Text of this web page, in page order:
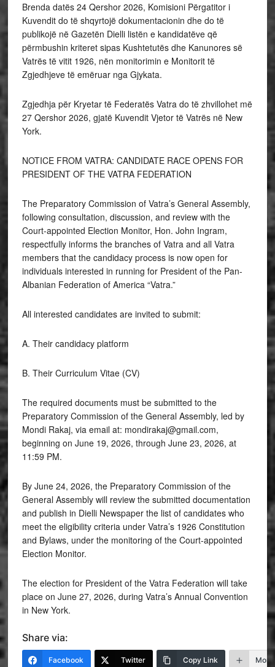
Brenda datës 24 Qershor 2026, Komisioni Përgatitor i
Kuvendit do të shqyrtojë dokumentacionin dhe do të
publikojë në Gazetën Dielli listën e kandidatëve që
përmbushin kriteret sipas Kushtetutës dhe Kanunores së
Vatrës të vitit 1926, nën monitorimin e Monitorit të
Zgjedhjeve të emëruar nga Gjykata.
Zgjedhja për Kryetar të Federatës Vatra do të zhvillohet më
27 Qershor 2026, gjatë Kuvendit Vjetor të Vatrës në New
York.
NOTICE FROM VATRA: CANDIDATE RACE OPENS FOR
PRESIDENT OF THE VATRA FEDERATION
The Preparatory Commission of Vatra’s General Assembly,
following consultation, discussion, and review with the
Court-appointed Election Monitor, Hon. John Ingram,
respectfully informs the branches of Vatra and all Vatra
members that the candidacy process is now open for
individuals interested in running for President of the Pan-
Albanian Federation of America “Vatra.”
All interested candidates are invited to submit:
A. Their candidacy platform
B. Their Curriculum Vitae (CV)
The required documents must be submitted to the
Preparatory Commission of the General Assembly, led by
Mondi Rakaj, via email at: mondirakaj@gmail.com,
beginning on June 19, 2026, through June 23, 2026, at
11:59 PM.
By June 24, 2026, the Preparatory Commission of the
General Assembly will review the submitted documentation
and publish in Dielli Newspaper the list of candidates who
meet the eligibility criteria under Vatra’s 1926 Constitution
and Bylaws, under the monitoring of the Court-appointed
Election Monitor.
The election for President of the Vatra Federation will take
place on June 27, 2026, during Vatra’s Annual Convention
in New York.
Share via:
Facebook Twitter Copy Link More